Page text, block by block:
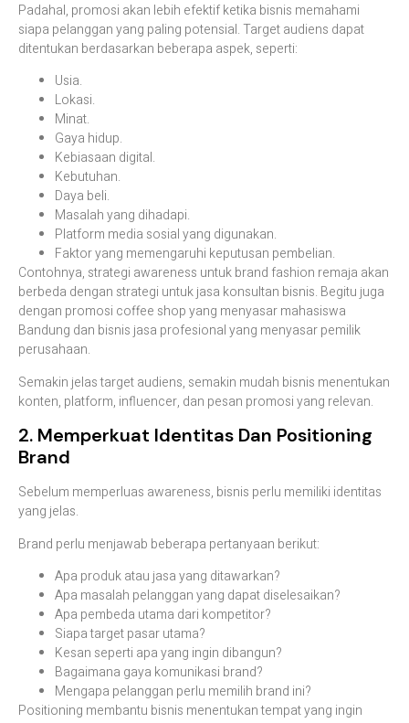
Padahal, promosi akan lebih efektif ketika bisnis memahami
siapa pelanggan yang paling potensial. Target audiens dapat
ditentukan berdasarkan beberapa aspek, seperti:
Usia.
Lokasi.
Minat.
Gaya hidup.
Kebiasaan digital.
Kebutuhan.
Daya beli.
Masalah yang dihadapi.
Platform media sosial yang digunakan.
Faktor yang memengaruhi keputusan pembelian.
Contohnya, strategi awareness untuk brand fashion remaja akan
berbeda dengan strategi untuk jasa konsultan bisnis. Begitu juga
dengan promosi coffee shop yang menyasar mahasiswa
Bandung dan bisnis jasa profesional yang menyasar pemilik
perusahaan.
Semakin jelas target audiens, semakin mudah bisnis menentukan
konten, platform, influencer, dan pesan promosi yang relevan.
2. Memperkuat Identitas Dan Positioning
Brand
Sebelum memperluas awareness, bisnis perlu memiliki identitas
yang jelas.
Brand perlu menjawab beberapa pertanyaan berikut:
Apa produk atau jasa yang ditawarkan?
Apa masalah pelanggan yang dapat diselesaikan?
Apa pembeda utama dari kompetitor?
Siapa target pasar utama?
Kesan seperti apa yang ingin dibangun?
Bagaimana gaya komunikasi brand?
Mengapa pelanggan perlu memilih brand ini?
Positioning membantu bisnis menentukan tempat yang ingin